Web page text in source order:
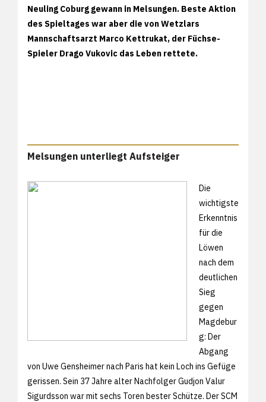
Neuling Coburg gewann in Melsungen. Beste Aktion
des Spieltages war aber die von Wetzlars
Mannschaftsarzt Marco Kettrukat, der Füchse-
Spieler Drago Vukovic das Leben rettete.
Melsungen unterliegt Aufsteiger
Die
wichtigste
Erkenntnis
für die
Löwen
nach dem
deutlichen
Sieg
gegen
Magdebur
g: Der
Abgang
von Uwe Gensheimer nach Paris hat kein Loch ins Gefüge
gerissen. Sein 37 Jahre alter Nachfolger Gudjon Valur
Sigurdsson war mit sechs Toren bester Schütze. Der SCM